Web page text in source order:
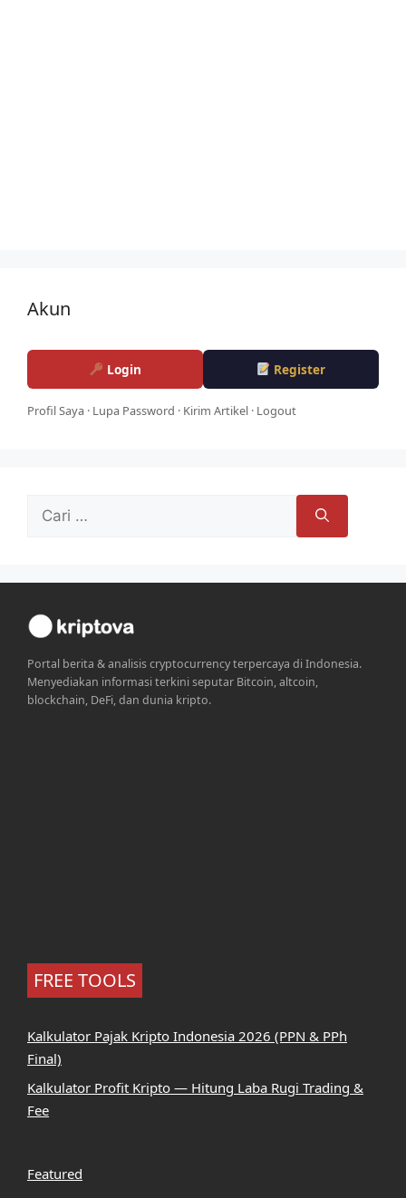
Akun
Login Register
Profil Saya · Lupa Password · Kirim Artikel · Logout
untuk:
Portal berita & analisis cryptocurrency terpercaya di Indonesia.
Menyediakan informasi terkini seputar Bitcoin, altcoin,
blockchain, DeFi, dan dunia kripto.
FREE TOOLS
Kalkulator Pajak Kripto Indonesia 2026 (PPN & PPh
Final)
Kalkulator Profit Kripto — Hitung Laba Rugi Trading &
Fee
Featured